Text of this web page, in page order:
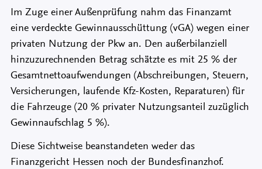
Im Zuge einer Außenprüfung nahm das Finanzamt
eine verdeckte Gewinnausschüttung (vGA) wegen einer
privaten Nutzung der Pkw an. Den außerbilanziell
hinzuzurechnenden Betrag schätzte es mit 25 % der
Gesamtnettoaufwendungen (Abschreibungen, Steuern,
Versicherungen, laufende Kfz-Kosten, Reparaturen) für
die Fahrzeuge (20 % privater Nutzungsanteil zuzüglich
Gewinnaufschlag 5 %).
Diese Sichtweise beanstandeten weder das
Finanzgericht Hessen noch der Bundesfinanzhof.